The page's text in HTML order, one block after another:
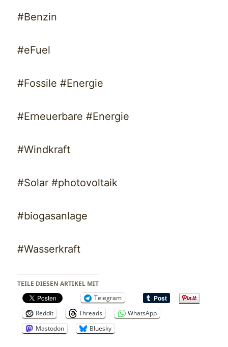
#Benzin
#eFuel
#Fossile #Energie
#Erneuerbare #Energie
#Windkraft
#Solar #photovoltaik
#biogasanlage
#Wasserkraft
TEILE DIESEN ARTIKEL MIT
Telegram
Reddit
Threads
WhatsApp
Mastodon
Bluesky